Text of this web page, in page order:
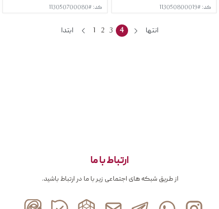
کد: #113050800019 کد: #113050700080
ابتدا 1 2 3 4 انتها
ارتباط با ما
از طریق شبکه های اجتماعی زیر با ما در ارتباط باشید.